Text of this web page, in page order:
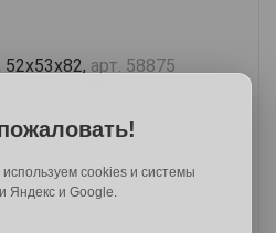
арт. 58875
cookies и системы
Яндекс и Google.